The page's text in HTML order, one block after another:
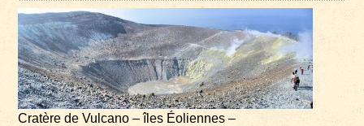
Cratère de Vulcano – îles Éoliennes –